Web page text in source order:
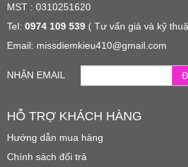
MST : 0310251620
Tel: 0974 109 539 ( Tư vấn giá và kỹ
Email: missdiemkieu410@gmail.com
NHẬN EMAIL
HỖ TRỢ KHÁCH HÀNG
Hướng dẫn mua hàng
Chính sách đổi trả